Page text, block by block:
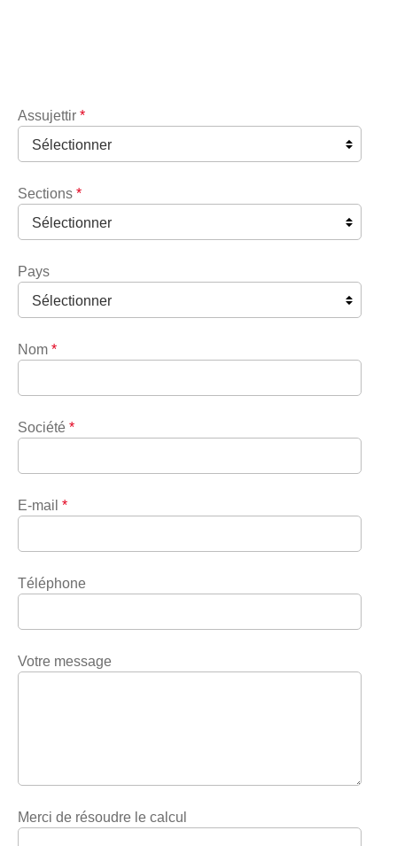
Assujettir *
Sections *
Pays
Nom *
Société *
E-mail *
Téléphone
Votre message
Merci de résoudre le calcul